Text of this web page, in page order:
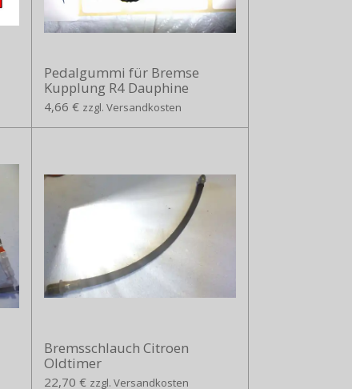
Pedalgummi für Bremse
Kupplung R4 Dauphine
4,66 € zzgl. Versandkosten
Bremsschlauch Citroen
Oldtimer
22,70 € zzgl. Versandkosten